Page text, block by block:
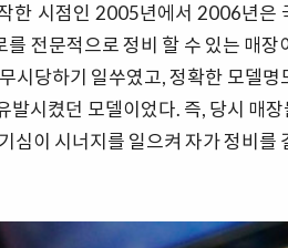
한 시점인 2005년에서 2006년은
를 전문적으로 정비 할 수 있는 매
시당하기 일쑤였고, 정확한 모델
발시켰던 모델이었다. 즉, 당시 매
심이 시너지를 일으켜 자가 정비를